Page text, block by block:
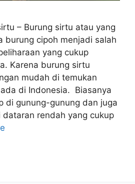
– Burung sirtu atau yang
burung cipoh menjadi salah
yang cukup
Karena burung sirtu
mudah di temukan
di Indonesia. Biasanya
di gunung-gunung dan juga
rendah yang cukup